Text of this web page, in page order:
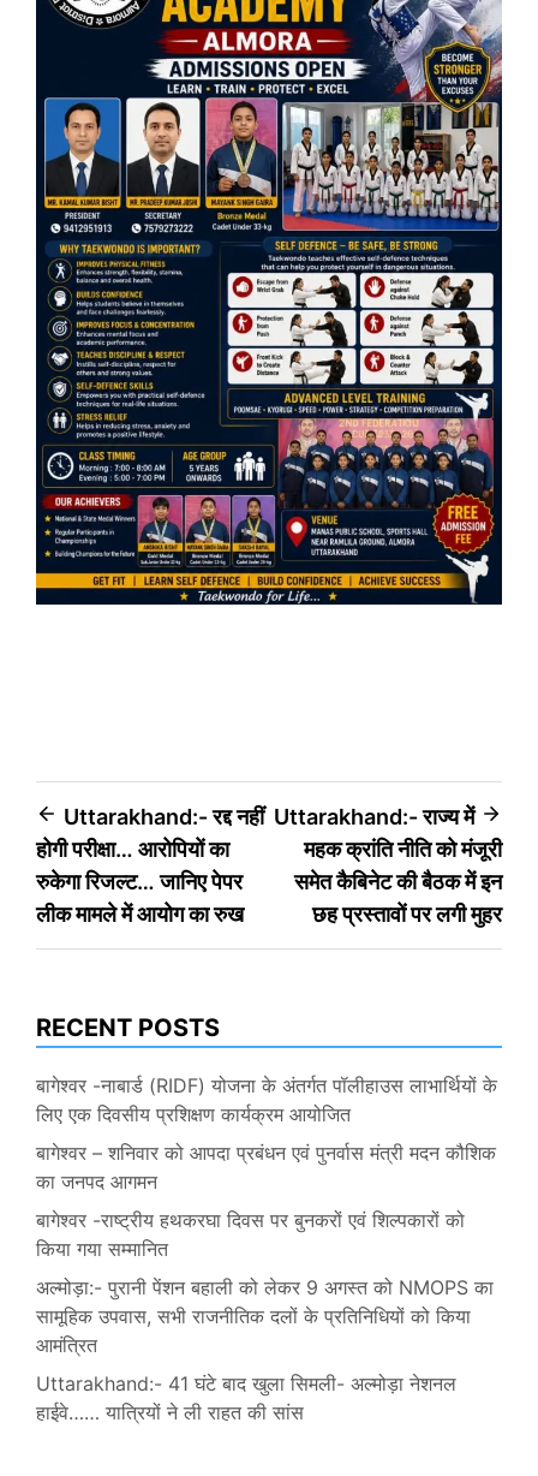
Post
navigation
Uttarakhand:- रद्द नहीं
होगी परीक्षा… आरोपियों का
रुकेगा रिजल्ट… जानिए पेपर
लीक मामले में आयोग का रुख
Uttarakhand:- राज्य में
महक क्रांति नीति को मंजूरी
समेत कैबिनेट की बैठक में इन
छह प्रस्तावों पर लगी मुहर
RECENT POSTS
बागेश्वर -नाबार्ड (RIDF) योजना के अंतर्गत पॉलीहाउस लाभार्थियों के
लिए एक दिवसीय प्रशिक्षण कार्यक्रम आयोजित
बागेश्वर – शनिवार को आपदा प्रबंधन एवं पुनर्वास मंत्री मदन कौशिक
का जनपद आगमन
बागेश्वर -राष्ट्रीय हथकरघा दिवस पर बुनकरों एवं शिल्पकारों को
किया गया सम्मानित
अल्मोड़ा:- पुरानी पेंशन बहाली को लेकर 9 अगस्त को NMOPS का
सामूहिक उपवास, सभी राजनीतिक दलों के प्रतिनिधियों को किया
आमंत्रित
Uttarakhand:- 41 घंटे बाद खुला सिमली- अल्मोड़ा नेशनल
हाईवे…… यात्रियों ने ली राहत की सांस